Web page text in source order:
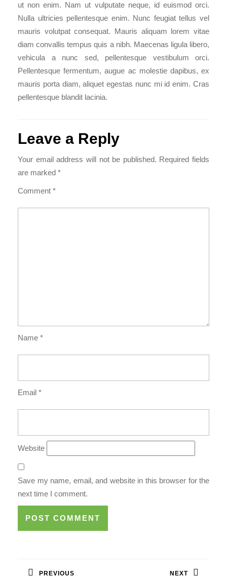
ut non enim. Nam ut vulputate neque, id euismod orci.
Nulla ultricies pellentesque enim. Nunc feugiat tellus vel
mauris volutpat consequat. Mauris aliquam lorem vitae
diam convallis tempus quis a nibh. Maecenas ligula libero,
vehicula a nunc sed, pellentesque vestibulum orci.
Pellentesque fermentum, augue ac molestie dapibus, ex
mauris porta diam, aliquet egestas nunc mi id enim. Cras
pellentesque blandit lacinia.
Leave a Reply
Your email address will not be published. Required fields
are marked *
Comment *
Name *
Email *
Website
Save my name, email, and website in this browser for the
next time I comment.
PREVIOUS NEXT